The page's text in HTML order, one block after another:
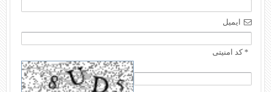
ایمیل
* کد امنیتی